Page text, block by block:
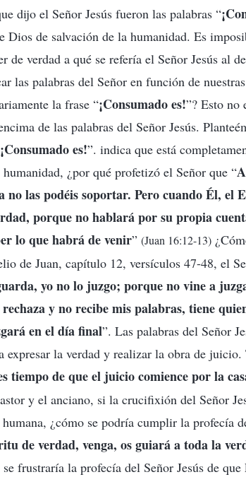
dijo el Señor Jesús fueron las palabras “
Dios de salvación de la humanidad. Es
de verdad a qué se refería el Señor Jesús al
las palabras del Señor en función de
la frase “¡Consumado es!”? Esto no
de las palabras del Señor Jesús.
¡Consumado es!”. indica que está
¿por qué profetizó el Señor que “
no las podéis soportar. Pero cuando Él, el
porque no hablará por su propia
lo que habrá de venir” (Juan 16:12-13)
de Juan, capítulo 12, versículos 47-48, el
yo no lo juzgo; porque no vine a
y no recibe mis palabras, tiene
en el día final”. Las palabras del Señor
expresar la verdad y realizar la obra de
tiempo de que el juicio comience por la
y el anciano, si la crucifixión del Señor
¿cómo se podría cumplir la profecía
de verdad, venga, os guiará a toda la
se frustraría la profecía del Señor Jesús de